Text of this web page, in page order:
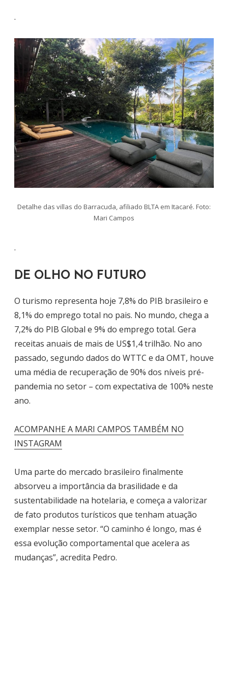
.
Detalhe das villas do Barracuda, afiliado BLTA em Itacaré. Foto:
Mari Campos
.
DE OLHO NO FUTURO
O turismo representa hoje 7,8% do PIB brasileiro e
8,1% do emprego total no pais. No mundo, chega a
7,2% do PIB Global e 9% do emprego total. Gera
receitas anuais de mais de US$1,4 trilhão. No ano
passado, segundo dados do WTTC e da OMT, houve
uma média de recuperação de 90% dos níveis pré-
pandemia no setor – com expectativa de 100% neste
ano.
ACOMPANHE A MARI CAMPOS TAMBÉM NO
INSTAGRAM
Uma parte do mercado brasileiro finalmente
absorveu a importância da brasilidade e da
sustentabilidade na hotelaria, e começa a valorizar
de fato produtos turísticos que tenham atuação
exemplar nesse setor. “O caminho é longo, mas é
essa evolução comportamental que acelera as
mudanças”, acredita Pedro.